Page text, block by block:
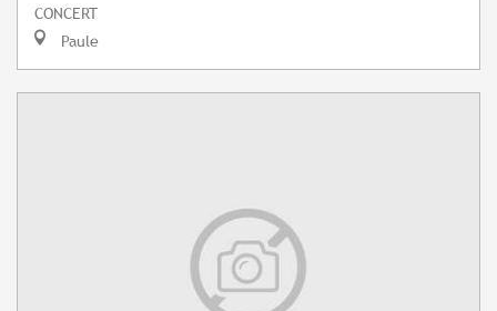
CONCERT
Paule